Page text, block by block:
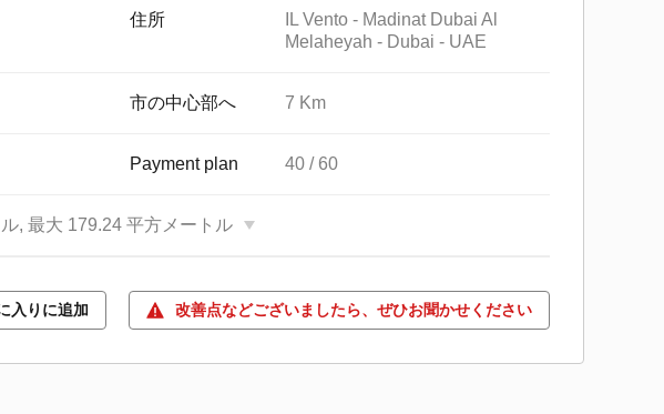
住所
IL Vento - Madinat Dubai Al
Melaheyah - Dubai - UAE
市の中心部へ 7 Km
Payment plan 40 / 60
, 最大 179.24 平方メートル
入りに追加 改善点などございましたら、ぜひお聞かせください